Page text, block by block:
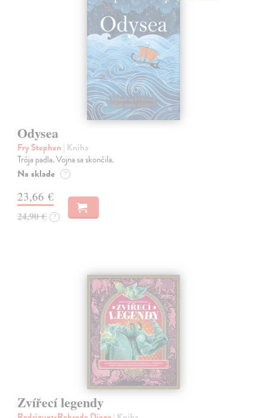
Odysea
Fry Stephen | Kniha
Trója padla. Vojna sa skončila.
Na sklade ?
23,66 €
24,90 € ?
Zvířecí legendy